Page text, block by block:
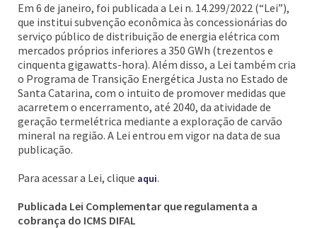
Em 6 de janeiro, foi publicada a Lei n. 14.299/2022 (“Lei”),
que institui subvenção econômica às concessionárias do
serviço público de distribuição de energia elétrica com
mercados próprios inferiores a 350 GWh (trezentos e
cinquenta gigawatts-hora). Além disso, a Lei também cria
o Programa de Transição Energética Justa no Estado de
Santa Catarina, com o intuito de promover medidas que
acarretem o encerramento, até 2040, da atividade de
geração termelétrica mediante a exploração de carvão
mineral na região. A Lei entrou em vigor na data de sua
publicação.
Para acessar a Lei, clique aqui.
Publicada Lei Complementar que regulamenta a
cobrança do ICMS DIFAL